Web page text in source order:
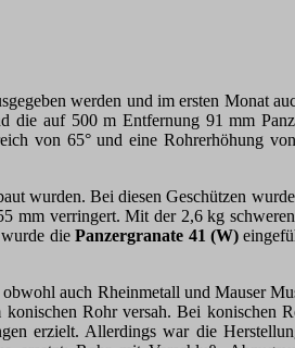
werden und im ersten Monat
die auf 500 m Entfernung 91 mm
von 65° und eine Rohrerhöhung
wurden. Bei diesen Geschützen
mm verringert. Mit der 2,6 kg
wurde diePanzergranate 41 (W)
auch Rheinmetall und Mauser
Rohr versah. Bei konischen
erzielt. Allerdings war die